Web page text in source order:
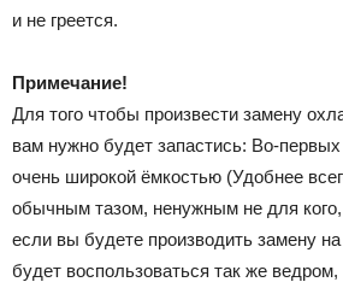
и не греется.
Примечание!
Для того чтобы произвести замену
вам нужно будет запастись: Во-
очень широкой ёмкостью (Удобнее
обычным тазом, ненужным не для
если вы будете производить замену
будет воспользоваться так же